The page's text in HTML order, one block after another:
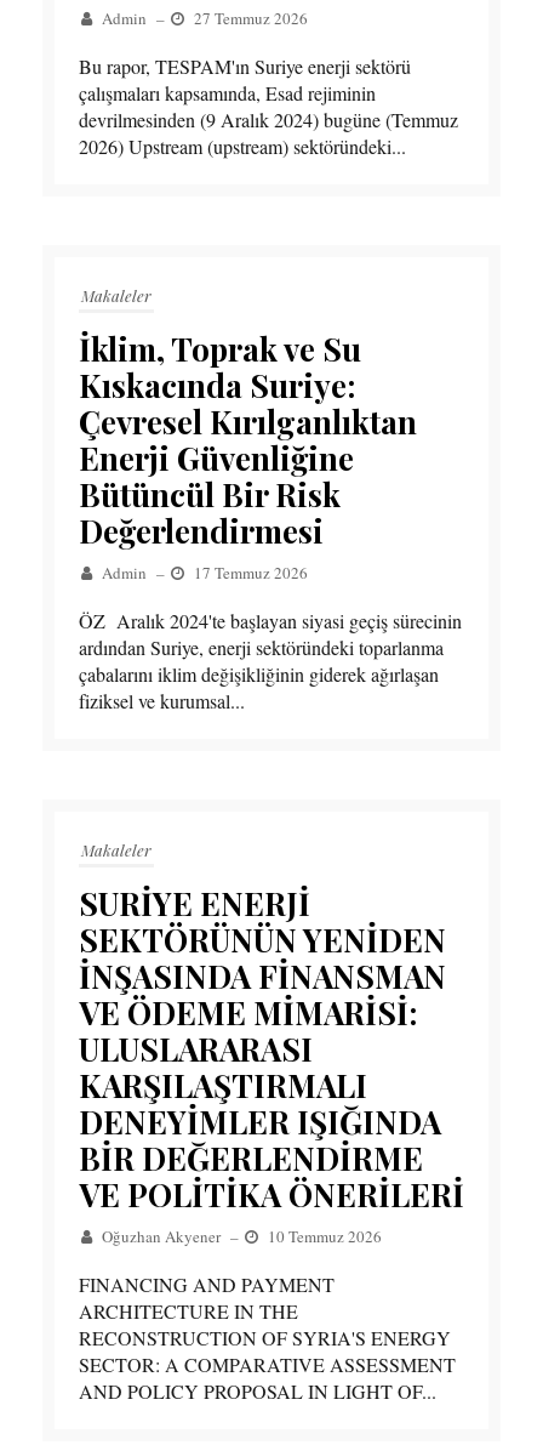
Admin – 27 Temmuz 2026
Bu rapor, TESPAM'ın Suriye enerji sektörü
çalışmaları kapsamında, Esad rejiminin
devrilmesinden (9 Aralık 2024) bugüne (Temmuz
2026) Upstream (upstream) sektöründeki...
Makaleler
İklim, Toprak ve Su
Kıskacında Suriye:
Çevresel Kırılganlıktan
Enerji Güvenliğine
Bütüncül Bir Risk
Değerlendirmesi
Admin – 17 Temmuz 2026
ÖZ Aralık 2024'te başlayan siyasi geçiş sürecinin
ardından Suriye, enerji sektöründeki toparlanma
çabalarını iklim değişikliğinin giderek ağırlaşan
fiziksel ve kurumsal...
Makaleler
SURİYE ENERJİ
SEKTÖRÜNÜN YENİDEN
İNŞASINDA FİNANSMAN
VE ÖDEME MİMARİSİ:
ULUSLARARASI
KARŞILAŞTIRMALI
DENEYİMLER IŞIĞINDA
BİR DEĞERLENDİRME
VE POLİTİKA ÖNERİLERİ
Oğuzhan Akyener – 10 Temmuz 2026
FINANCING AND PAYMENT
ARCHITECTURE IN THE
RECONSTRUCTION OF SYRIA'S ENERGY
SECTOR: A COMPARATIVE ASSESSMENT
AND POLICY PROPOSAL IN LIGHT OF...